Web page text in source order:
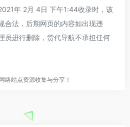
年 2月 4日 下午1:44收录时，该
合法，后期网页的内容如出现违
员进行删除，货代导航不承担任何
络站点资源收集与分享！